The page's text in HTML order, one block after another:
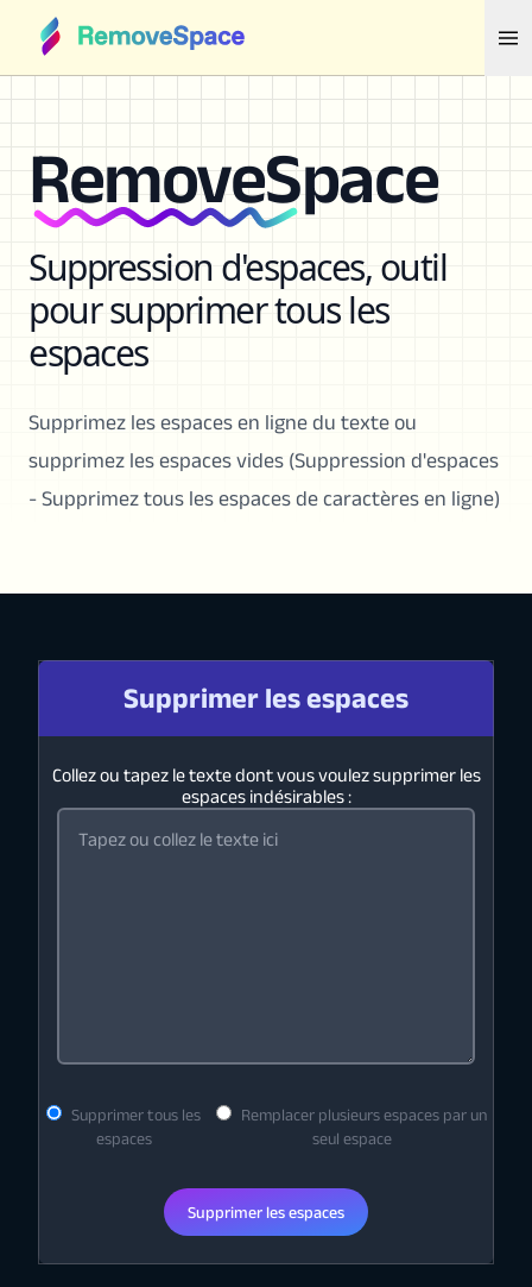
RemoveSpace
Suppression d'espaces, outil
pour supprimer tous les
espaces
Supprimez les espaces en ligne du texte ou
supprimez les espaces vides (Suppression d'espaces
- Supprimez tous les espaces de caractères en ligne)
Supprimer les espaces
Collez ou tapez le texte dont vous voulez supprimer les
espaces indésirables :
Supprimer tous les
espaces
Remplacer plusieurs espaces par un
seul espace
Supprimer les espaces